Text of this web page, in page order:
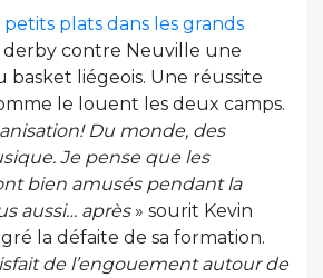
petits plats dans les grands
derby contre Neuville une
liégeois. Une réussite
le louent les deux camps.
Du monde, des
Je pense que les
bien amusés pendant la
aussi… après» sourit Kevin
la défaite de sa formation.
de l’engouement autour de